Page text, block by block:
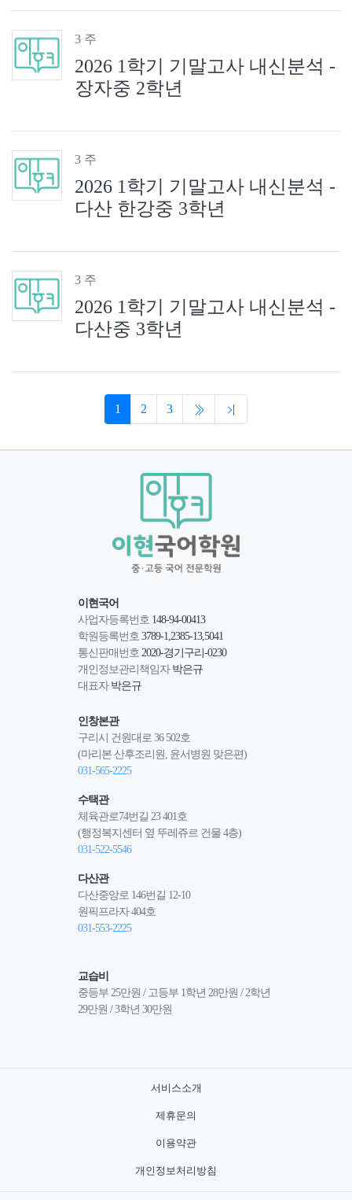
3 주
2026 1학기 기말고사 내신분석 -
장자중 2학년
3 주
2026 1학기 기말고사 내신분석 -
다산 한강중 3학년
3 주
2026 1학기 기말고사 내신분석 -
다산중 3학년
1 2 3
이현국어
사업자등록번호 148-94-00413
학원등록번호3789-1,2385-13,5041
통신판매번호 2020-경기구리-0230
개인정보관리책임자박은규
대표자박은규
인창본관
구리시 건원대로 36 502호
(마리본 산후조리원, 윤서병원 맞은편)
031-565-2225
수택관
체육관로74번길 23 401호
(행정복지센터 옆 뚜레쥬르 건물 4층)
031-522-5546
다산관
다산중앙로 146번길 12-10
원픽프라자 404호
031-553-2225
교습비
중등부 25만원 / 고등부 1학년 28만원 / 2학년
29만원 / 3학년 30만원
서비스소개
제휴문의
이용약관
개인정보처리방침